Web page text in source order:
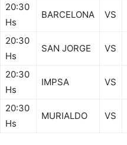
20:30
Hs
BARCELONA VS
20:30
Hs
SAN JORGE VS
20:30
Hs
IMPSA VS
20:30
Hs
MURIALDO VS